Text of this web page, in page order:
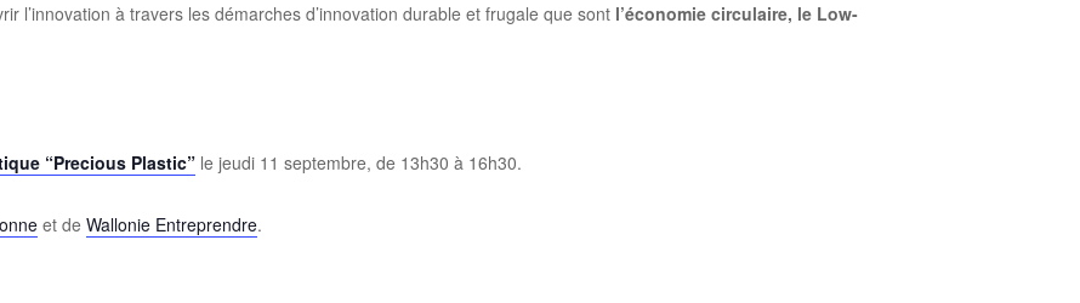
l’innovation à travers les démarches d’innovation durable et frugale que sont l’économie circulaire, le Low-
“Precious Plastic” le jeudi 11 septembre, de 13h30 à 16h30.
et de Wallonie Entreprendre.